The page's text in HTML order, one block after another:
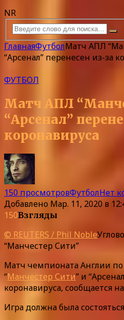
NR
ГлавнаяФутболМатч АПЛ
“Арсенал” перенесен из-за
ФУТБОЛ
Матч АПЛ
“Арсенал”
коронавируса
150 просмотровФутболНет
Добавлено Мар. 11, 2020 в
150Взгляды
© REUTERS / Phil Noble
“Манчестер Сити”
Матч чемпионата Англии
“Манчестер Сити” и
коронавируса, сообщается
Игра должна была